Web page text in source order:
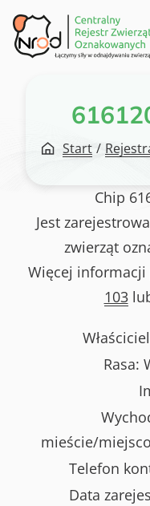
Przejdź
do
treści
Start /
Chip
Jest
zwierząt
Więcej
103
Rasa:
mieście/
Telefon
Data